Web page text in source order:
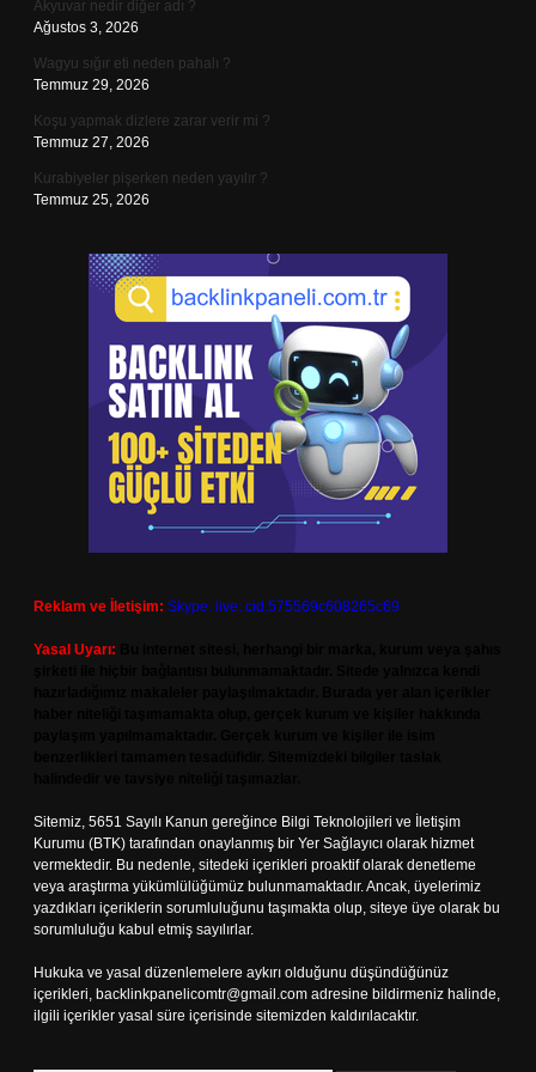
Akyuvar nedir diğer adı ?
Ağustos 3, 2026
Wagyu sığır eti neden pahalı ?
Temmuz 29, 2026
Koşu yapmak dizlere zarar verir mi ?
Temmuz 27, 2026
Kurabiyeler pişerken neden yayılır ?
Temmuz 25, 2026
Reklam ve İletişim: Skype: live:.cid.575569c608265c69
Yasal Uyarı:
Sitemiz, 5651 Sayılı Kanun gereğince Bilgi Teknolojileri ve İletişim
Kurumu (BTK) tarafından onaylanmış bir Yer Sağlayıcı olarak hizmet
vermektedir. Bu nedenle, sitedeki içerikleri proaktif olarak denetleme
veya araştırma yükümlülüğümüz bulunmamaktadır. Ancak, üyelerimiz
yazdıkları içeriklerin sorumluluğunu taşımakta olup, siteye üye olarak bu
sorumluluğu kabul etmiş sayılırlar.
Hukuka ve yasal düzenlemelere aykırı olduğunu düşündüğünüz
içerikleri, backlinkpanelicomtr@gmail.com adresine bildirmeniz halinde,
ilgili içerikler yasal süre içerisinde sitemizden kaldırılacaktır.